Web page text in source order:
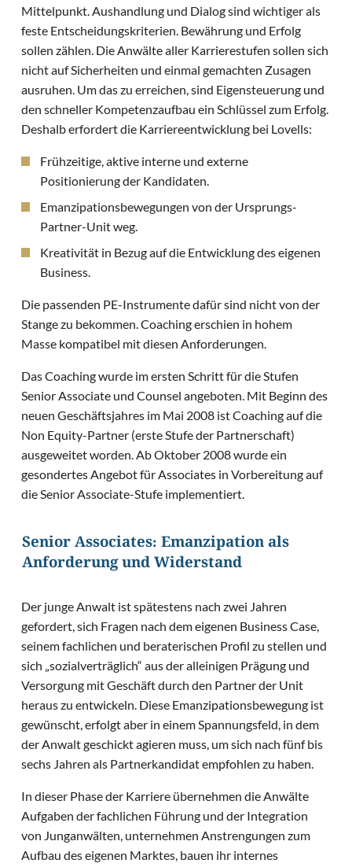
Mittelpunkt. Aushandlung und Dialog sind wichtiger als
feste Entscheidungskriterien. Bewährung und Erfolg
sollen zählen. Die Anwälte aller Karrierestufen sollen sich
nicht auf Sicherheiten und einmal gemachten Zusagen
ausruhen. Um das zu erreichen, sind Eigensteuerung und
den schneller Kompetenzaufbau ein Schlüssel zum Erfolg.
Deshalb erfordert die Karriereentwicklung bei Lovells:
Frühzeitige, aktive interne und externe
Positionierung der Kandidaten.
Emanzipationsbewegungen von der Ursprungs-
Partner-Unit weg.
Kreativität in Bezug auf die Entwicklung des eigenen
Business.
Die passenden PE-Instrumente dafür sind nicht von der
Stange zu bekommen. Coaching erschien in hohem
Masse kompatibel mit diesen Anforderungen.
Das Coaching wurde im ersten Schritt für die Stufen
Senior Associate und Counsel angeboten. Mit Beginn des
neuen Geschäftsjahres im Mai 2008 ist Coaching auf die
Non Equity-Partner (erste Stufe der Partnerschaft)
ausgeweitet worden. Ab Oktober 2008 wurde ein
gesondertes Angebot für Associates in Vorbereitung auf
die Senior Associate-Stufe implementiert.
Senior Associates: Emanzipation als
Anforderung und Widerstand
Der junge Anwalt ist spätestens nach zwei Jahren
gefordert, sich Fragen nach dem eigenen Business Case,
seinem fachlichen und beraterischen Profil zu stellen und
sich „sozialverträglich“ aus der alleinigen Prägung und
Versorgung mit Geschäft durch den Partner der Unit
heraus zu entwickeln. Diese Emanzipationsbewegung ist
gewünscht, erfolgt aber in einem Spannungsfeld, in dem
der Anwalt geschickt agieren muss, um sich nach fünf bis
sechs Jahren als Partnerkandidat empfohlen zu haben.
In dieser Phase der Karriere übernehmen die Anwälte
Aufgaben der fachlichen Führung und der Integration
von Junganwälten, unternehmen Anstrengungen zum
Aufbau des eigenen Marktes, bauen ihr internes